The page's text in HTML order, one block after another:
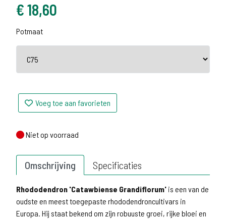
€18,60
Potmaat
Voeg toe aan favorieten
Niet op voorraad
Niet op voorraad
Omschrijving Specificaties
Rhododendron 'Catawbiense Grandiflorum' is een van de
oudste en meest toegepaste rhododendroncultivars in
Europa. Hij staat bekend om zijn robuuste groei, rijke bloei en